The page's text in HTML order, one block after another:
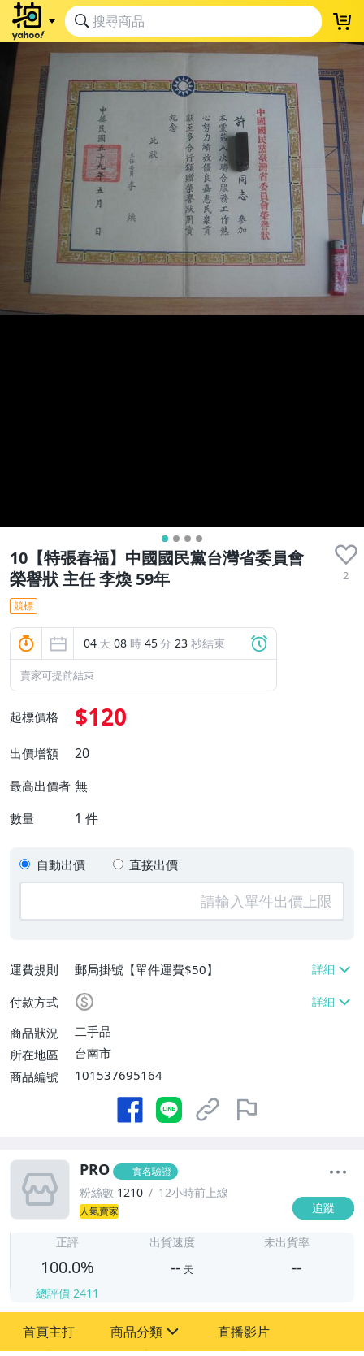
10【特張春福】中國國民黨台灣省委員會
榮譽狀 主任 李煥 59年
2
競標
04 天 08 時 45分 21 秒結束
賣家可提前結束
起標價格 $120
出價增額 20
最高出價者 無
數量 1 件
自動出價 直接出價
運費規則
郵局掛號【單件運費$50】
付款方式
商品狀況
二手品
所在地區
台南市
商品編號
101537695164
PRO 實名驗證
粉絲數 1210 12小時前上線
人氣賣家 追蹤
正評
100.0%
總評價 2411
出貨速度
-- 天
未出貨率
--
首頁主打 商品分類 直播影片